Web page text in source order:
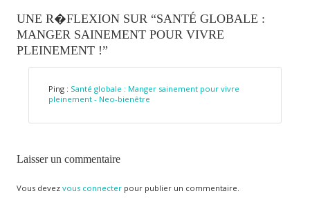
UNE R�FLEXION SUR “SANTÉ GLOBALE :
MANGER SAINEMENT POUR VIVRE
PLEINEMENT !”
Ping : Santé globale : Manger sainement pour vivre
pleinement - Neo-bienêtre
Laisser un commentaire
Vous devez vous connecterpour publier un commentaire.